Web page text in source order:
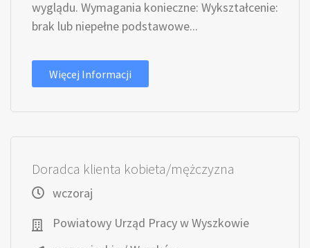
wyglądu. Wymagania konieczne: Wykształcenie:
brak lub niepełne podstawowe...
Więcej Informacji
Doradca klienta kobieta/mężczyzna
wczoraj
Powiatowy Urząd Pracy w Wyszkowie